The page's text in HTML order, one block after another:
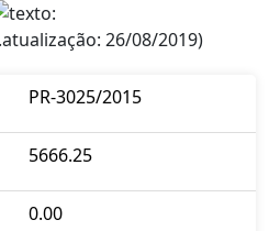
26/08/2019)
PR-3025/2015
5666.25
0.00